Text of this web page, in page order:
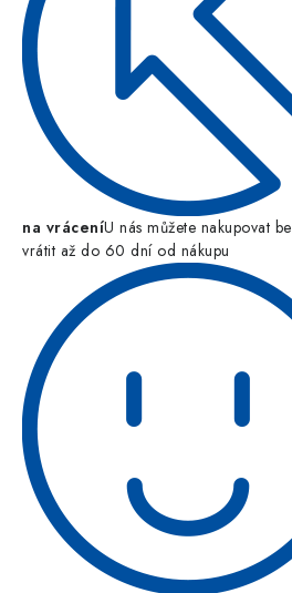
na vráceníU nás můžete nakupovat
vrátit až do 60 dní od nákupu